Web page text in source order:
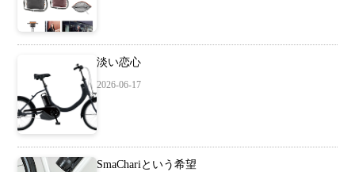
淡い恋心
2026-06-17
SmaChariという希望